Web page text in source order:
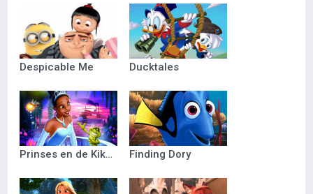
Despicable Me Ducktales
Prinses en de Kikker Finding Dory